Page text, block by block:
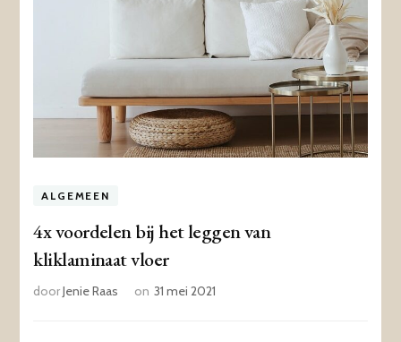
ALGEMEEN
4x voordelen bij het leggen van
kliklaminaat vloer
doorJenie Raas on 31 mei 2021